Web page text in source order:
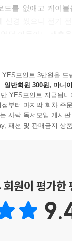
보자
GND로 사용하는
도를 없애고 케이
던 아두이노 팬층
스템은 무엇인가
것이 뇌리에 박혀
액정 디스플레
는 생각의 흐름
그래밍 기술을
생각납니다. 기본
다. 더군다나 당시
포인트 3만원을 드
일반회원 300원, 마니
YES포인트 지급됩니
부터 마지막 회차 주
사락 독서모임 게시
패션 및 판매금지 상
원이 평가한